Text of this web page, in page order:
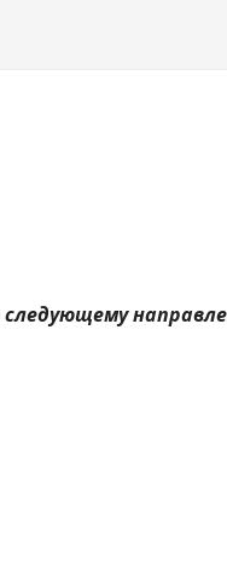
следующему